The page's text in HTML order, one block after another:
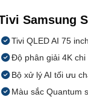
Samsung
Tivi QLED AI 75
Độ phân giải 4K chi
Bộ xử lý AI tối ưu
Màu sắc Quantum